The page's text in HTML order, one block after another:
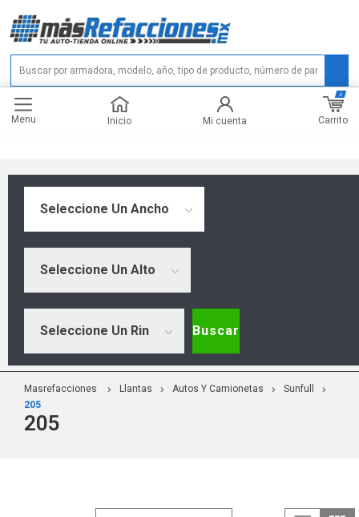
Menu Inicio Mi cuenta Carrito
0
Masrefacciones Llantas Autos Y Camionetas
Sunfull
205
205
Seleccione Un Ancho
Seleccione Un Alto
Seleccione Un Rin Buscar